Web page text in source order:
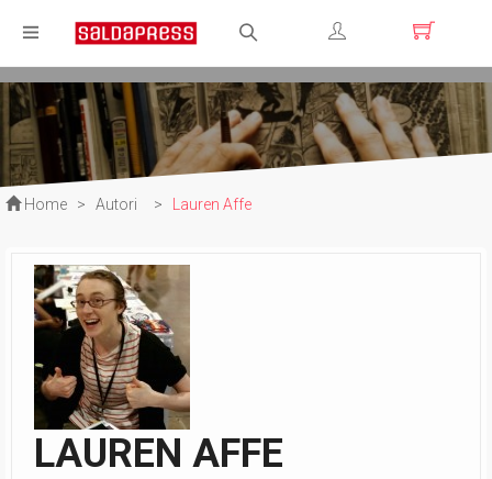
Registrati
Login
Home > Autori > Lauren Affe
LAUREN AFFE